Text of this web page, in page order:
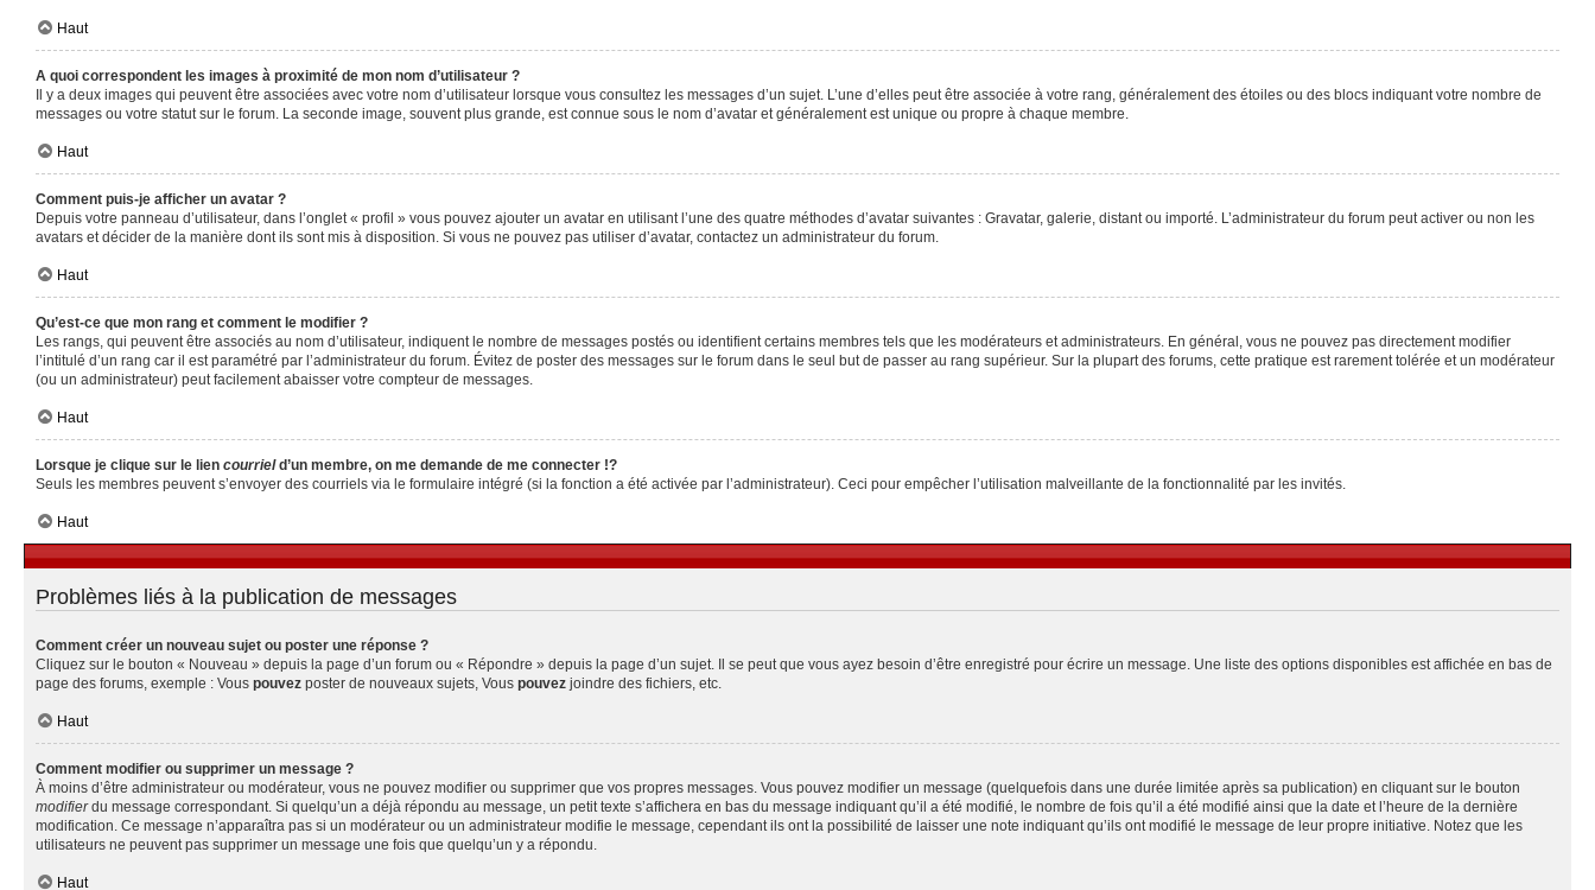
Haut
A quoi correspondent les images à proximité de mon nom d’utilisateur ?
Il y a deux images qui peuvent être associées avec votre nom d’utilisateur lorsque vous consultez les messages d’un sujet. L’une d’elles peut être associée à votre rang, généralement des étoiles ou des blocs indiquant votre nombre de
messages ou votre statut sur le forum. La seconde image, souvent plus grande, est connue sous le nom d’avatar et généralement est unique ou propre à chaque membre.
Haut
Comment puis-je afficher un avatar ?
Depuis votre panneau d’utilisateur, dans l’onglet « profil » vous pouvez ajouter un avatar en utilisant l’une des quatre méthodes d’avatar suivantes : Gravatar, galerie, distant ou importé. L’administrateur du forum peut activer ou non les
avatars et décider de la manière dont ils sont mis à disposition. Si vous ne pouvez pas utiliser d’avatar, contactez un administrateur du forum.
Haut
Qu’est-ce que mon rang et comment le modifier ?
Les rangs, qui peuvent être associés au nom d’utilisateur, indiquent le nombre de messages postés ou identifient certains membres tels que les modérateurs et administrateurs. En général, vous ne pouvez pas directement modifier
l’intitulé d’un rang car il est paramétré par l’administrateur du forum. Évitez de poster des messages sur le forum dans le seul but de passer au rang supérieur. Sur la plupart des forums, cette pratique est rarement tolérée et un modérateur
(ou un administrateur) peut facilement abaisser votre compteur de messages.
Haut
Lorsque je clique sur le lien courrield’un membre, on me demande de me connecter !?
Seuls les membres peuvent s’envoyer des courriels via le formulaire intégré (si la fonction a été activée par l’administrateur). Ceci pour empêcher l’utilisation malveillante de la fonctionnalité par les invités.
Haut
Problèmes liés à la publication de messages
Comment créer un nouveau sujet ou poster une réponse ?
Cliquez sur le bouton « Nouveau » depuis la page d’un forum ou « Répondre » depuis la page d’un sujet. Il se peut que vous ayez besoin d’être enregistré pour écrire un message. Une liste des options disponibles est affichée en bas de
page des forums, exemple : Vous pouvez poster de nouveaux sujets, Vous pouvez joindre des fichiers, etc.
Haut
Comment modifier ou supprimer un message ?
À moins d’être administrateur ou modérateur, vous ne pouvez modifier ou supprimer que vos propres messages. Vous pouvez modifier un message (quelquefois dans une durée limitée après sa publication) en cliquant sur le bouton
modifierdu message correspondant. Si quelqu’un a déjà répondu au message, un petit texte s’affichera en bas du message indiquant qu’il a été modifié, le nombre de fois qu’il a été modifié ainsi que la date et l’heure de la dernière
modification. Ce message n’apparaîtra pas si un modérateur ou un administrateur modifie le message, cependant ils ont la possibilité de laisser une note indiquant qu’ils ont modifié le message de leur propre initiative. Notez que les
utilisateurs ne peuvent pas supprimer un message une fois que quelqu’un y a répondu.
Haut